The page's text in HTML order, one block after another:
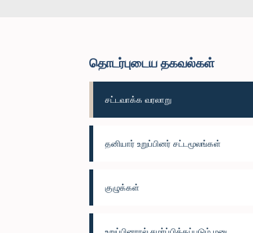
தொடர்புடைய தகவல்கள்
சட்டவாக்க வரலாறு
தனியார் உறுப்பினர் சட்டமூலங்கள்
குழுக்கள்